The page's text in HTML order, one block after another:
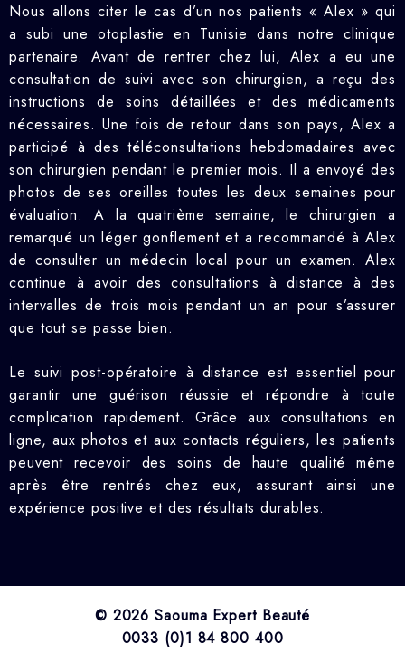
Nous allons citer le cas d’un nos patients « Alex » qui
a subi une otoplastie en Tunisie dans notre clinique
partenaire. Avant de rentrer chez lui, Alex a eu une
consultation de suivi avec son chirurgien, a reçu des
instructions de soins détaillées et des médicaments
nécessaires. Une fois de retour dans son pays, Alex a
participé à des téléconsultations hebdomadaires avec
son chirurgien pendant le premier mois. Il a envoyé des
photos de ses oreilles toutes les deux semaines pour
évaluation. A la quatrième semaine, le chirurgien a
remarqué un léger gonflement et a recommandé à Alex
de consulter un médecin local pour un examen. Alex
continue à avoir des consultations à distance à des
intervalles de trois mois pendant un an pour s’assurer
que tout se passe bien.
Le suivi post-opératoire à distance est essentiel pour
garantir une guérison réussie et répondre à toute
complication rapidement. Grâce aux consultations en
ligne, aux photos et aux contacts réguliers, les patients
peuvent recevoir des soins de haute qualité même
après être rentrés chez eux, assurant ainsi une
expérience positive et des résultats durables.
© 2026 Saouma Expert Beauté
0033 (0)1 84 800 400